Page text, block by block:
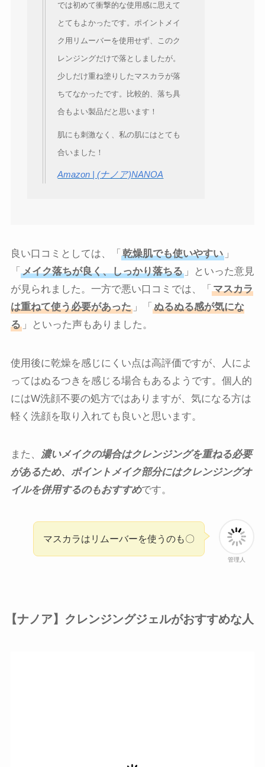
では初めて衝撃的な使用感に思えて
とてもよかったです。ポイントメイ
ク用リムーバーを使用せず、このク
レンジングだけで落としましたが。
少しだけ重ね塗りしたマスカラが落
ちてなかったです。比較的、落ち具
合もよい製品だと思います！
肌にも刺激なく、私の肌にはとても
合いました！
Amazon | (ナノア)NANOA
良い口コミとしては、「 乾燥肌でも使いやすい」
「 メイク落ちが良く、しっかり落ちる」といった意見
が見られました。一方で悪い口コミでは、「 マスカラ
は重ねて使う必要があった」「 ぬるぬる感が気にな
る」といった声もありました。
使用後に乾燥を感じにくい点は高評価ですが、人によ
ってはぬるつきを感じる場合もあるようです。個人的
にはW洗顔不要の処方ではありますが、気になる方は
軽く洗顔を取り入れても良いと思います。
また、
濃いメイクの場合はクレンジングを重ねる必要
があるため、ポイントメイク部分にはクレンジングオ
イルを併用するのもおすすめです。
管理人
マスカラはリムーバーを使うのも〇
【ナノア】クレンジングジェルがおすすめな人